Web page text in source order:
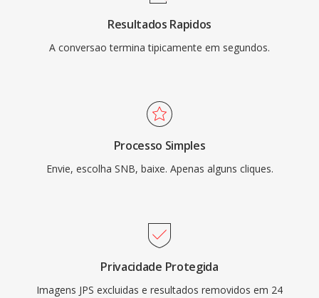
Resultados Rapidos
A conversao termina tipicamente em segundos.
Processo Simples
Envie, escolha SNB, baixe. Apenas alguns cliques.
Privacidade Protegida
Imagens JPS excluidas e resultados removidos em 24